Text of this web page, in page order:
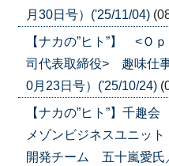
月30日号）('25/11/04)
【ナカの”ヒト”】 <Ｏ
司代表取締役> 趣味仕
0月23日号）('25/10/24)
【ナカの”ヒト”】千趣
メゾンビジネスユニッ
開発チーム 五十嵐愛氏